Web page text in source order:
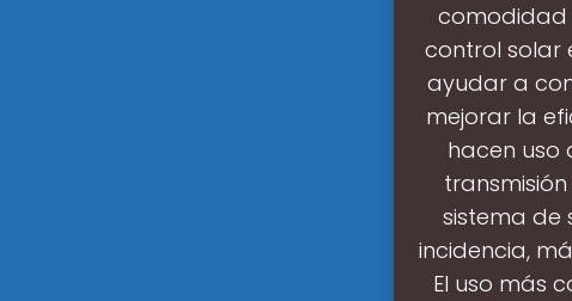
comodidad
control solar
ayudar a
mejorar la
hacen
sistema de
incidencia,
El uso más